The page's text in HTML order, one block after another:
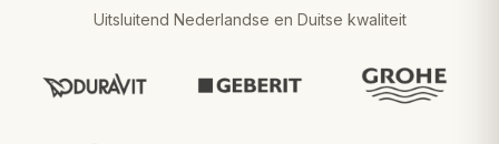
Uitsluitend Nederlandse en Duitse kwaliteit